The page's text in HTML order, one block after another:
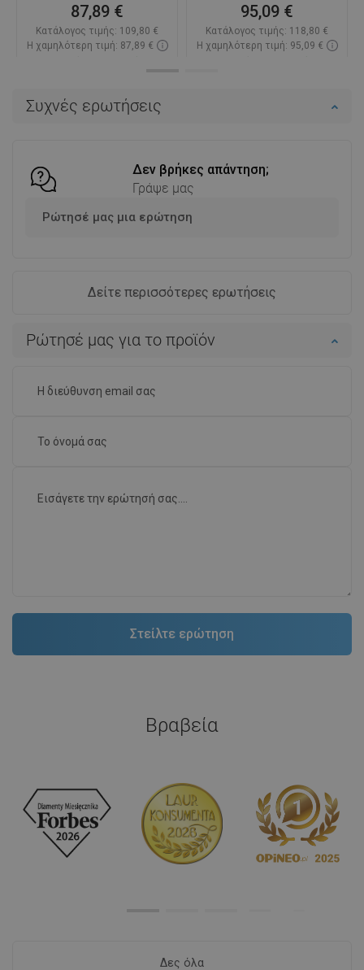
Συχνές ερωτήσεις
Δεν βρήκες απάντηση;
Γράψε μας
Ρώτησέ μας μια ερώτηση
Δείτε περισσότερες ερωτήσεις
Ρώτησέ μας για το προϊόν
87,89 €
Κατάλογος τιμής: 109,80 €
Η χαμηλότερη τιμή: 87,89 €
95,09 €
Κατάλογος τιμής: 118,80 €
Η χαμηλότερη τιμή: 95,09 €
Βραβεία
Δες όλα